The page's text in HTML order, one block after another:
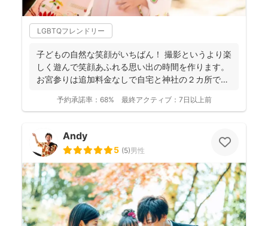
LGBTQフレンドリー
子どもの自然な笑顔がいちばん！ 撮影というより楽
しく遊んで笑顔あふれる思い出の時間を作ります。
お宮参りは追加料金なしで自宅と神社の２カ所で撮
予約承諾率： 68% 最終アクティブ： 7日以上前
Andy
5 (5)男性